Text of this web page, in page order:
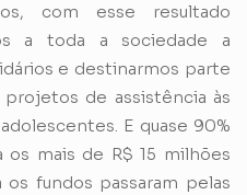
com esse resultado
a toda a sociedade a
e destinarmos parte
de assistência às
E quase 90%
os mais de R$ 15 milhões
fundos passaram pelas